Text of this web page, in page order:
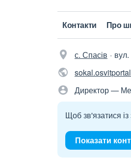
Контакти Про
с. Спасів
Директор —
Щоб зв'язатися
Показати